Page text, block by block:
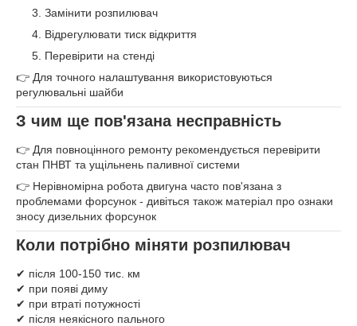
Замінити розпилювач
Відрегулювати тиск відкриття
Перевірити на стенді
👉 Для точного налаштування використовуються
регулювальні шайби
З чим ще пов'язана несправність
👉 Для повноцінного ремонту рекомендується перевірити
стан ПНВТ та ущільнень паливної системи
👉 Нерівномірна робота двигуна часто пов'язана з
проблемами форсунок - дивіться також матеріал про ознаки
зносу дизельних форсунок
Коли потрібно міняти розпилювач
✔ після 100-150 тис. км
✔ при появі диму
✔ при втраті потужності
✔ після неякісного пального